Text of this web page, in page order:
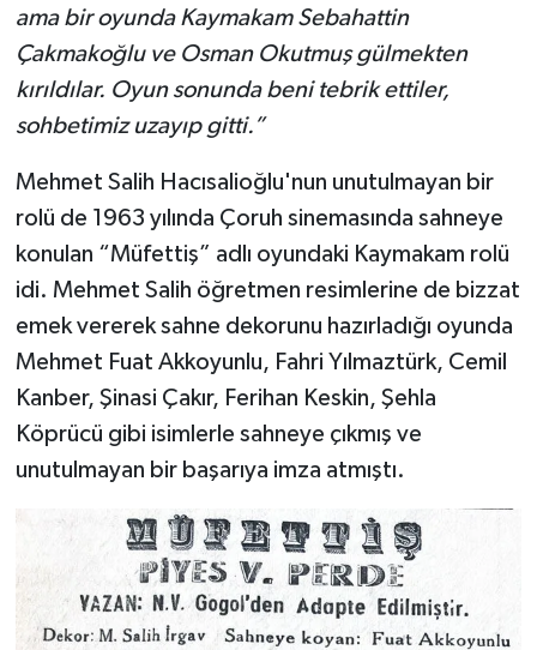
ama bir oyunda Kaymakam Sebahattin
Çakmakoğlu ve Osman Okutmuş gülmekten
kırıldılar. Oyun sonunda beni tebrik ettiler,
sohbetimiz uzayıp gitti.”
Mehmet Salih Hacısalioğlu'nun unutulmayan bir
rolü de 1963 yılında Çoruh sinemasında sahneye
konulan “Müfettiş” adlı oyundaki Kaymakam rolü
idi. Mehmet Salih öğretmen resimlerine de bizzat
emek vererek sahne dekorunu hazırladığı oyunda
Mehmet Fuat Akkoyunlu, Fahri Yılmaztürk, Cemil
Kanber, Şinasi Çakır, Ferihan Keskin, Şehla
Köprücü gibi isimlerle sahneye çıkmış ve
unutulmayan bir başarıya imza atmıştı.